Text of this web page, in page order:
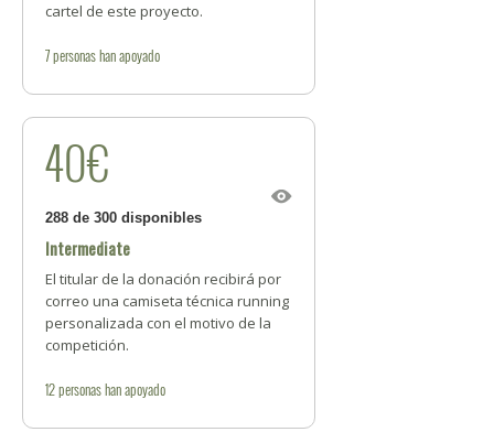
cartel de este proyecto.
7personashan apoyado
40€
288 de 300 disponibles
Intermediate
El titular de la donación recibirá por
correo una camiseta técnica running
personalizada con el motivo de la
competición.
12personashan apoyado